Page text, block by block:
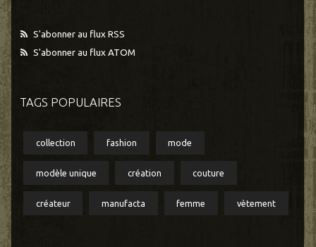
S'abonner au flux RSS
S'abonner au flux ATOM
TAGS POPULAIRES
collection fashion mode
modèle unique création couture
créateur manufacta femme vètement